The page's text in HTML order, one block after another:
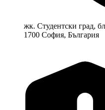
жк. Студентски град,
1700 София, България